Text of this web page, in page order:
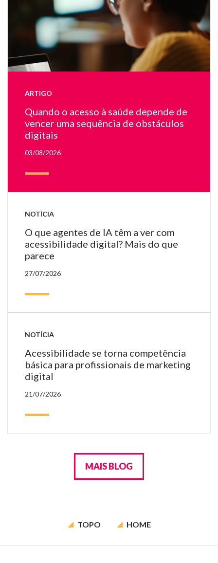
de
ARTIGO
Quando o acesso à saúde depende de
vencer uma sequência de obstáculos
digitais
03/08/2026
NOTÍCIA
O que agentes de IA têm a ver com
acessibilidade digital? Mais do que
parece
27/07/2026
NOTÍCIA
Acessibilidade se torna competência
básica para profissionais de marketing
digital
21/07/2026
MAIS BLOG
TOPO HOME